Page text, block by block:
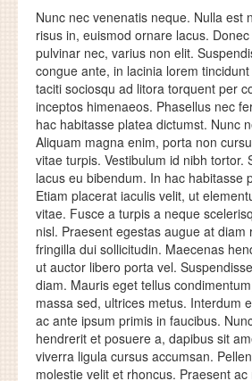
Nunc nec venenatis neque. Nulla est
risus in, euismod ornare lacus.
pulvinar nec, varius non elit.
congue ante, in lacinia lorem
taciti sociosqu ad litora torquent per
inceptos himenaeos. Phasellus nec
hac habitasse platea dictumst. Nunc
Aliquam magna enim, porta non
vitae turpis. Vestibulum id nibh tortor.
lacus eu bibendum. In hac habitasse
Etiam placerat iaculis velit, ut
vitae. Fusce a turpis a neque
nisl. Praesent egestas augue at diam
fringilla dui sollicitudin. Maecenas
ut auctor libero porta vel.
diam. Mauris eget tellus
massa sed, ultrices metus. Interdum
ac ante ipsum primis in faucibus.
hendrerit et posuere a, dapibus sit
viverra ligula cursus accumsan.
molestie velit et rhoncus. Praesent